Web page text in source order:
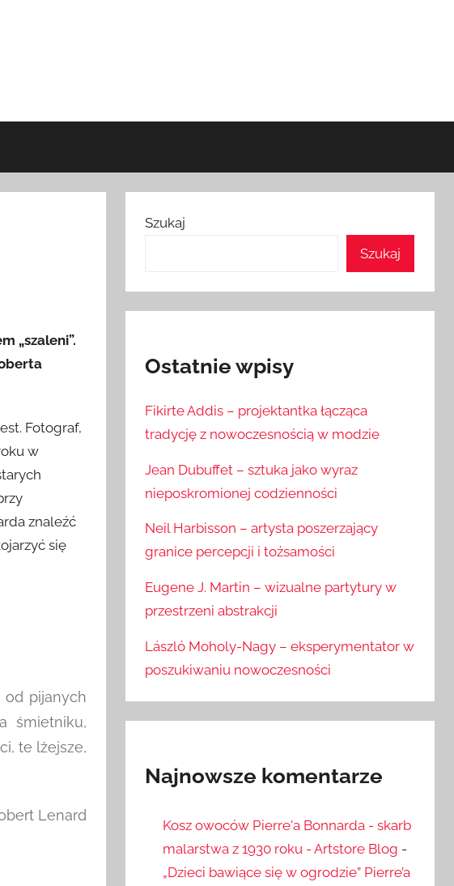
„szaleni”.
Fotograf,
w
znaleźć
się
od pijanych
śmietniku,
te lżejsze,
Lenard
Szukaj
Szukaj
Ostatnie wpisy
Fikirte Addis – projektantka łącząca
tradycję z nowoczesnością w modzie
Jean Dubuffet – sztuka jako wyraz
nieposkromionej codzienności
Neil Harbisson – artysta poszerzający
granice percepcji i tożsamości
Eugene J. Martin – wizualne partytury w
przestrzeni abstrakcji
László Moholy-Nagy – eksperymentator w
poszukiwaniu nowoczesności
Najnowsze komentarze
Kosz owoców Pierre'a Bonnarda - skarb
malarstwa z 1930 roku - Artstore Blog -
„Dzieci bawiące się w ogrodzie” Pierre’a